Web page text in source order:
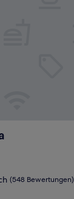
(548 Bewertungen)